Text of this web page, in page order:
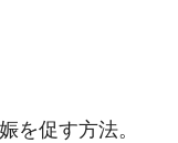
を促す方法。